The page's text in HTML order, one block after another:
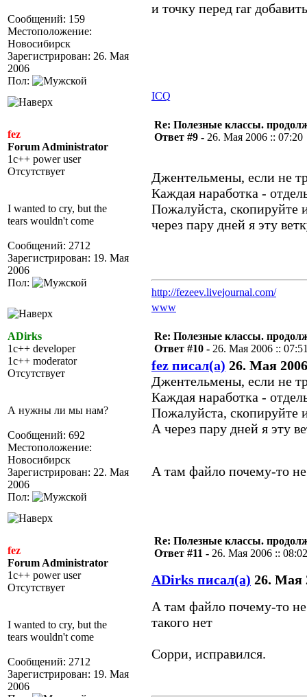
Сообщений: 159
Местоположение:
Новосибирск
Зарегистрирован: 26. Мая
2006
Пол:
и точку перед rar
ICQ
fez
Forum Administrator
1c++ power user
Отсутствует
I wanted to cry, but the
tears wouldn't come
Сообщений: 2712
Зарегистрирован: 19. Мая
2006
Пол:
Re: Полезные классы.
Ответ #9 - 26. Мая 2006 :: 07:20
Джентельмены, если не
Каждая наработка -
Пожалуйста, скопируйте
через пару дней я эту
http://fezeev.livejournal.com/
www
ADirks
1c++ developer
1c++ moderator
Отсутствует
А нужны ли мы нам?
Сообщений: 692
Местоположение:
Новосибирск
Зарегистрирован: 22. Мая
2006
Пол:
Re: Полезные классы.
Ответ #10 - 26. Мая 2006 ::
fez писал(а) 26. Мая
Джентельмены, если не
Каждая наработка -
Пожалуйста, скопируйте
А через пару дней я эту
А там файло почему-то
fez
Forum Administrator
1c++ power user
Отсутствует
I wanted to cry, but the
tears wouldn't come
Сообщений: 2712
Зарегистрирован: 19. Мая
2006
Re: Полезные классы.
Ответ #11 - 26. Мая 2006 :: 08:02
ADirks писал(а) 26. Мая
А там файло почему-то
такого нет
Сорри, исправился.